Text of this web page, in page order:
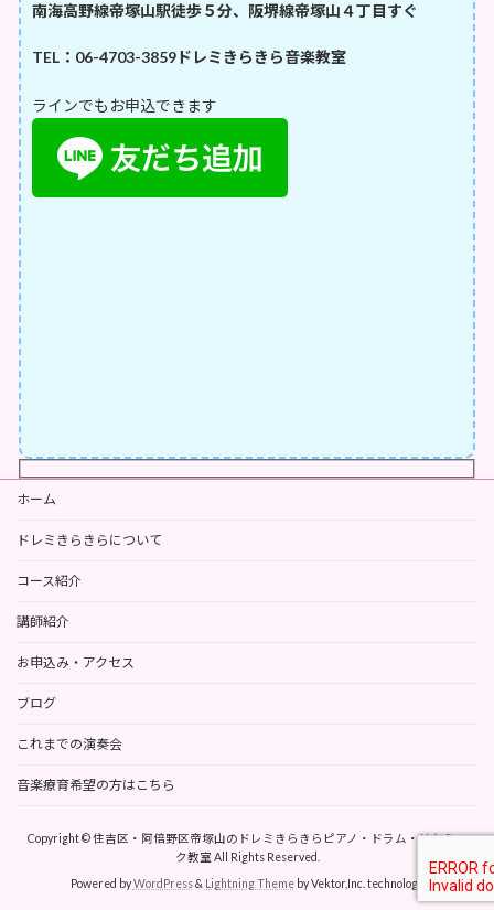
南海高野線帝塚山駅徒歩５分、阪堺線帝塚山４丁目すぐ
TEL：06-4703-3859ドレミきらきら音楽教室
ラインでもお申込できます
ホーム
ドレミきらきらについて
コース紹介
講師紹介
お申込み・アクセス
ブログ
これまでの演奏会
音楽療育希望の方はこちら
Copyright © 住吉区・阿倍野区帝塚山のドレミきらきらピアノ・ドラム・リトミッ
ク教室 All Rights Reserved.
Powered byWordPress& Lightning Themeby Vektor,Inc. technology.